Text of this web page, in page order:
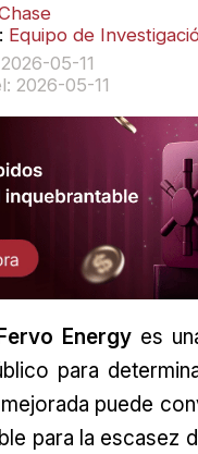
Equipo de
05-11
2026-05-11
Energy es
para
puede
para la escasez